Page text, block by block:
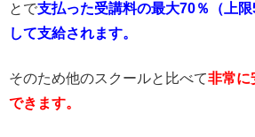
とで支払った受講料の最大70％（上
して支給されます。
そのため他のスクールと比べて非常に
できます。